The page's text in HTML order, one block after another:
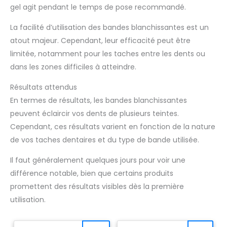
gel agit pendant le temps de pose recommandé.
La facilité d’utilisation des bandes blanchissantes est un
atout majeur. Cependant, leur efficacité peut être
limitée, notamment pour les taches entre les dents ou
dans les zones difficiles à atteindre.
Résultats attendus
En termes de résultats, les bandes blanchissantes
peuvent éclaircir vos dents de plusieurs teintes.
Cependant, ces résultats varient en fonction de la nature
de vos taches dentaires et du type de bande utilisée.
Il faut généralement quelques jours pour voir une
différence notable, bien que certains produits
promettent des résultats visibles dès la première
utilisation.